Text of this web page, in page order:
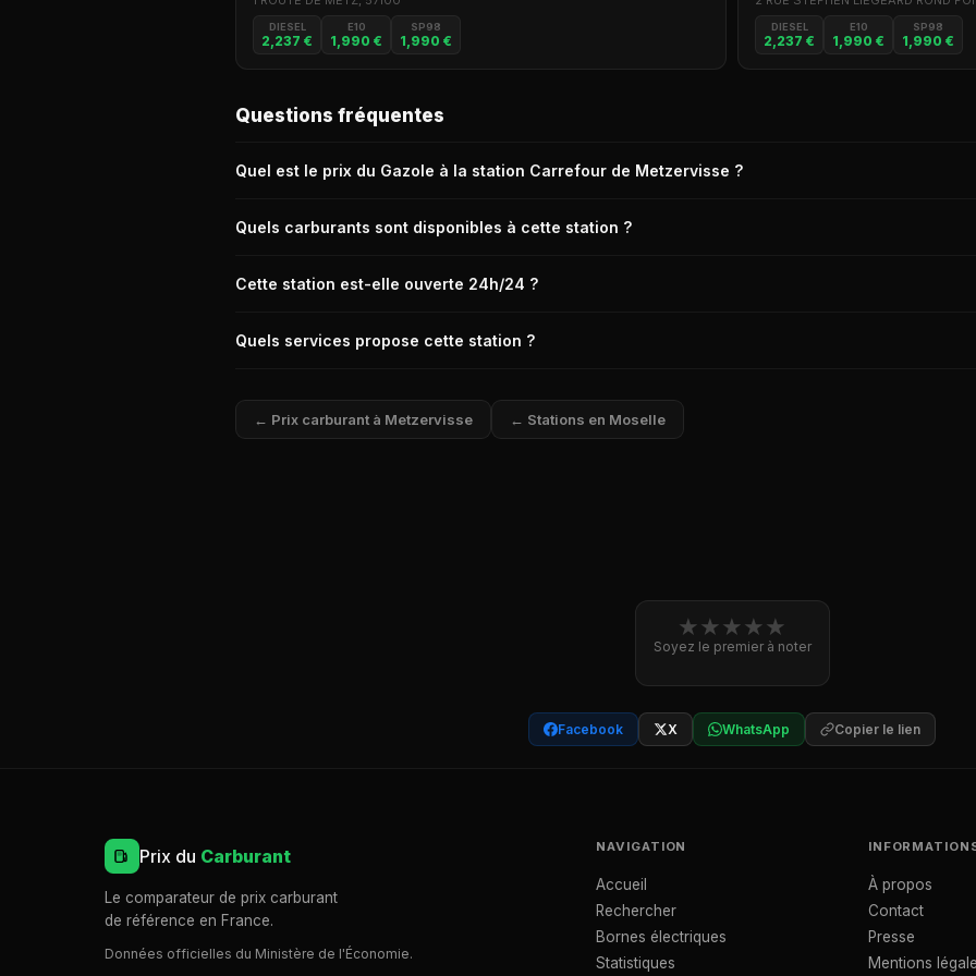
DIESEL
2,237 €
E10
1,990 €
SP98
1,990 €
DIESEL
2,237 €
E10
1,990 €
SP98
1,990 €
Questions fréquentes
Quel est le prix du Gazole à la station Carrefour de Metzervisse ?
Quels carburants sont disponibles à cette station ?
Cette station est-elle ouverte 24h/24 ?
Quels services propose cette station ?
← Prix carburant à Metzervisse ← Stations en Moselle
★★★★★
Soyez le premier à noter
Facebook X WhatsApp Copier le lien
Prix du Carburant
Le comparateur de prix carburant
de référence en France.
Données officielles du Ministère de l'Économie.
NAVIGATION
Accueil
Rechercher
Bornes électriques
Statistiques
À propos
Contact
Presse
Mentions